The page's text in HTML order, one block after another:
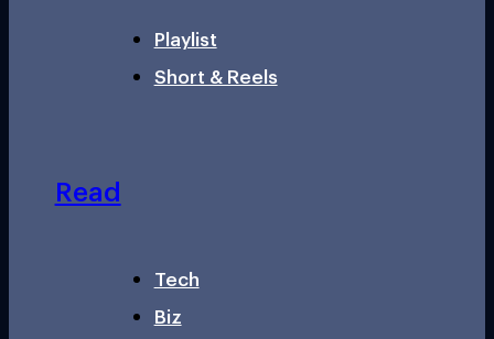
Playlist
Short & Reels
Read
Tech
Biz